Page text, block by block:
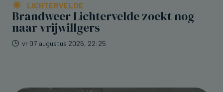
LICHTERVELDE
Brandweer Lichtervelde zoekt nog
naar vrijwillgers
vr 07 augustus 2026, 22:25